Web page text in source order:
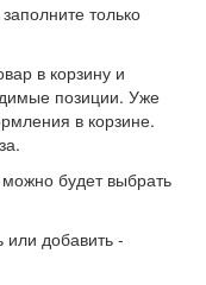
только
в корзину и
позиции. Уже
в корзине.
будет выбрать
или добавить -